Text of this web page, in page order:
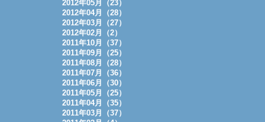
2012年05月（23）
2012年04月（28）
2012年03月（27）
2012年02月（2）
2011年10月（37）
2011年09月（25）
2011年08月（28）
2011年07月（36）
2011年06月（30）
2011年05月（25）
2011年04月（35）
2011年03月（37）